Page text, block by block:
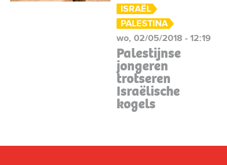
ISRAËL
PALESTINA
wo, 02/05/2018 - 12:19
Palestijnse
jongeren
trotseren
Israëlische
kogels